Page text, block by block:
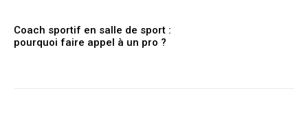
Coach sportif en salle de sport :
pourquoi faire appel à un pro ?